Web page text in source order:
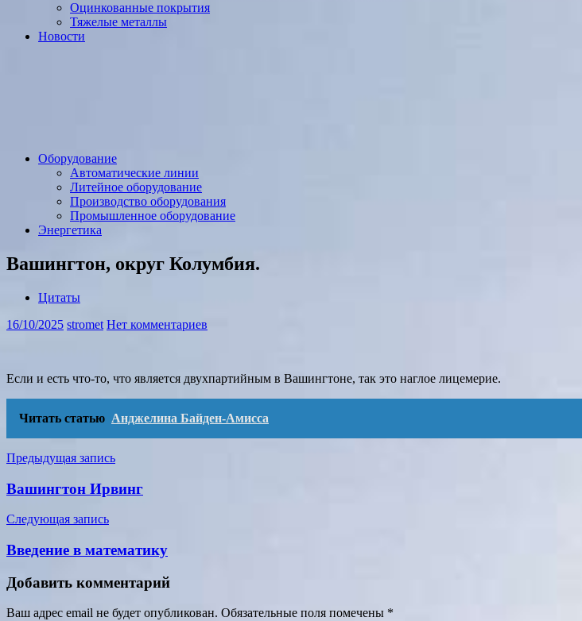
Оцинкованные покрытия
Тяжелые металлы
Новости
Оборудование
Автоматические линии
Литейное оборудование
Производство оборудования
Промышленное оборудование
Энергетика
Вашингтон, округ Колумбия.
Цитаты
16/10/2025 stromet Нет комментариев
Если и есть что-то, что является двухпартийным в Вашингтоне, так это наглое лицемерие.
Читать статью Анджелина Байден-Амисса
Навигация
по
Предыдущая запись
Вашингтон Ирвинг
Следующая запись
Введение в математику
Добавить комментарий
Ваш адрес email не будет опубликован. Обязательные поля помечены *